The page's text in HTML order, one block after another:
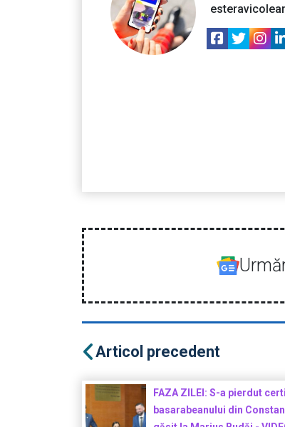
Articol precedent
FAZA ZILEI: S-a pierdut
basarabeanului din